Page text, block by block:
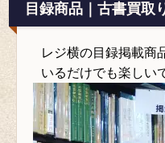
目録商品｜古書買取
レジ横の目録掲載商
いるだけでも楽しい